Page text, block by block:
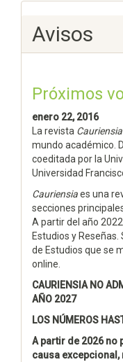
Avisos
Próximos
enero 22, 2016
La revista Cauriensia
mundo académico.
coeditada por la
Universidad
Cauriensiaes una
secciones
A partir del año
Estudios y
de Estudios que se
online.
CAURIENSIA NO
AÑO 2027
LOS NÚMEROS
A partir de 2026 no
causa